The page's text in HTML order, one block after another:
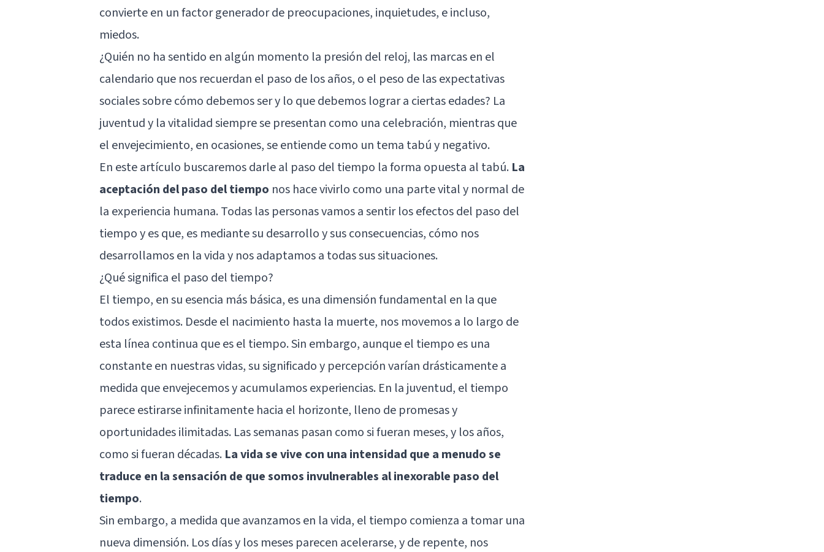
convierte en un factor generador de preocupaciones, inquietudes, e incluso,
miedos.
¿Quién no ha sentido en algún momento la presión del reloj, las marcas en el
calendario que nos recuerdan el paso de los años, o el peso de las expectativas
sociales sobre cómo debemos ser y lo que debemos lograr a ciertas edades? La
juventud y la vitalidad siempre se presentan como una celebración, mientras que
el envejecimiento, en ocasiones, se entiende como un tema tabú y negativo.
En este artículo buscaremos darle al paso del tiempo la forma opuesta al tabú. La
aceptación del paso del tiempo nos hace vivirlo como una parte vital y normal de
la experiencia humana. Todas las personas vamos a sentir los efectos del paso del
tiempo y es que, es mediante su desarrollo y sus consecuencias, cómo nos
desarrollamos en la vida y nos adaptamos a todas sus situaciones.
¿Qué significa el paso del tiempo?
El tiempo, en su esencia más básica, es una dimensión fundamental en la que
todos existimos. Desde el nacimiento hasta la muerte, nos movemos a lo largo de
esta línea continua que es el tiempo. Sin embargo, aunque el tiempo es una
constante en nuestras vidas, su significado y percepción varían drásticamente a
medida que envejecemos y acumulamos experiencias. En la juventud, el tiempo
parece estirarse infinitamente hacia el horizonte, lleno de promesas y
oportunidades ilimitadas. Las semanas pasan como si fueran meses, y los años,
como si fueran décadas. La vida se vive con una intensidad que a menudo se
traduce en la sensación de que somos invulnerables al inexorable paso del
tiempo.
Sin embargo, a medida que avanzamos en la vida, el tiempo comienza a tomar una
nueva dimensión. Los días y los meses parecen acelerarse, y de repente, nos